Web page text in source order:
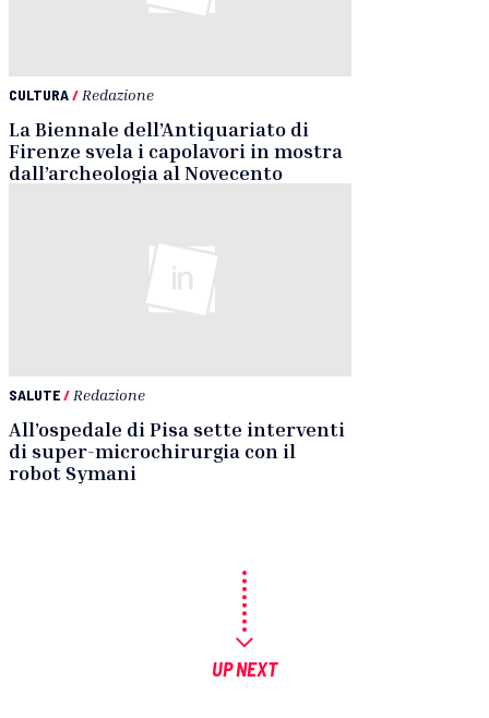
CULTURA/ Redazione
La Biennale dell’Antiquariato di
Firenze svela i capolavori in mostra
dall’archeologia al Novecento
SALUTE/ Redazione
All’ospedale di Pisa sette interventi
di super-microchirurgia con il
robot Symani
UP NEXT